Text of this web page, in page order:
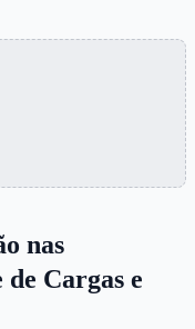
nas
Cargas e